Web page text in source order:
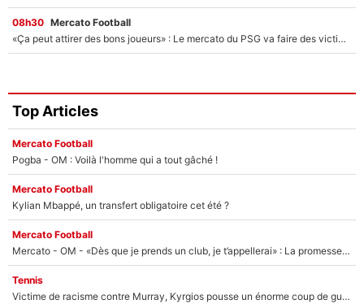
08h30 Mercato Football
«Ça peut attirer des bons joueurs» : Le mercato du PSG va faire des victimes dans l'effectif de Luis Enrique ?
Top Articles
Mercato Football
Pogba - OM : Voilà l'homme qui a tout gâché !
Mercato Football
Kylian Mbappé, un transfert obligatoire cet été ?
Mercato Football
Mercato - OM - «Dès que je prends un club, je t’appellerai» : La promesse de Marcelino au moment de claquer la porte
Tennis
Victime de racisme contre Murray, Kyrgios pousse un énorme coup de gueule !